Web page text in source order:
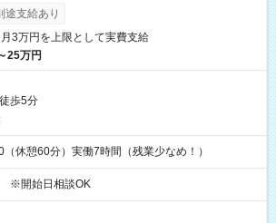
（利用条件有）
途支給あり
3万円を上限として実費支給
25万円
歩5分
休憩60分）実働7時間（残業少なめ！）
※開始日相談OK